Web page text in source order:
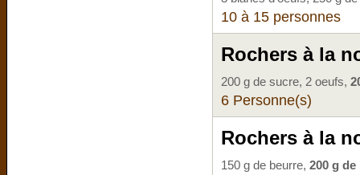
10 à 15 personnes
Rochers à la
200 g de sucre, 2 oeufs,
6 Personne(s)
Rochers à la
150 g de beurre, 200 g